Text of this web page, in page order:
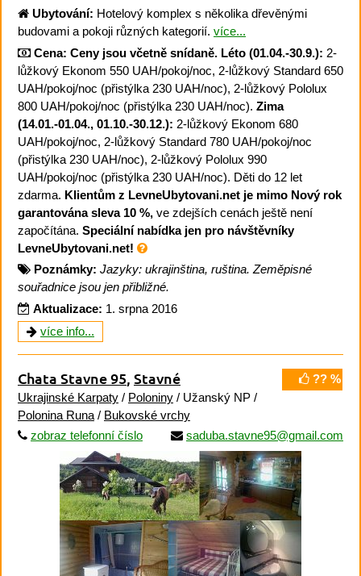
Ubytování: Hotelový komplex s několika dřevěnými
budovami a pokoji různých kategorií. více...
Cena: Ceny jsou včetně snídaně. Léto (01.04.-30.9.): 2-
lůžkový Ekonom 550 UAH/pokoj/noc, 2-lůžkový Standard 650
UAH/pokoj/noc (přistýlka 230 UAH/noc), 2-lůžkový Pololux
800 UAH/pokoj/noc (přistýlka 230 UAH/noc). Zima
(14.01.-01.04., 01.10.-30.12.): 2-lůžkový Ekonom 680
UAH/pokoj/noc, 2-lůžkový Standard 780 UAH/pokoj/noc
(přistýlka 230 UAH/noc), 2-lůžkový Pololux 990
UAH/pokoj/noc (přistýlka 230 UAH/noc). Děti do 12 let
zdarma. Klientům z LevneUbytovani.net je mimo Nový rok
garantována sleva 10 %, ve zdejších cenách ještě není
započítána. Speciální nabídka jen pro návštěvníky
LevneUbytovani.net!
Poznámky: Jazyky: ukrajinština, ruština. Zeměpisné
souřadnice jsou jen přibližné.
Aktualizace: 1. srpna 2016
více info...
?? %
Chata Stavne 95, Stavné
Ukrajinské Karpaty / Poloniny / Užanský NP /
Polonina Runa / Bukovské vrchy
zobraz telefonní číslo
saduba.stavne95@gmail.com